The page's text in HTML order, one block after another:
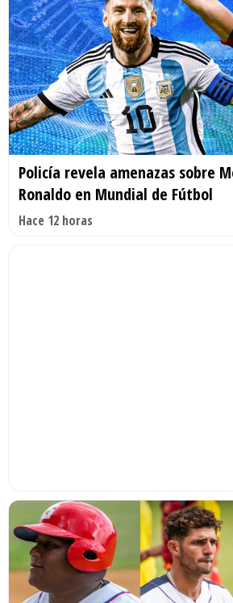
Policía revela amenazas sobre
Ronaldo en Mundial de Fútbol
Hace 12 horas